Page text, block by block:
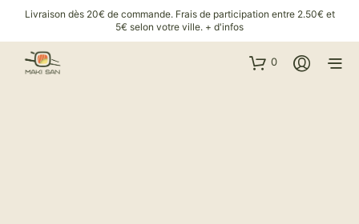
Livraison dès 20€ de commande. Frais de participation entre 2.50€ et
5€ selon votre ville. + d'infos
0